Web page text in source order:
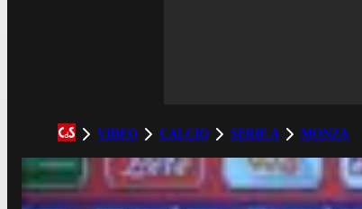
VIDEO CALCIO SERIE A MONZA